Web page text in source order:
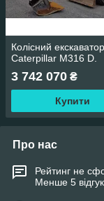
Колісний екскаватор
Caterpillar M316 D.
3 742 070 ₴
Купити
Про нас
Рейтинг не
Менше 5